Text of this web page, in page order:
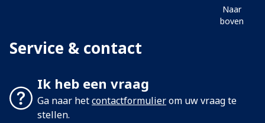
Naar
boven
Service & contact
Ik heb een vraag
Ga naar hetcontactformulierom uw vraag te
stellen.